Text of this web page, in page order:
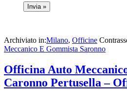
Archiviato in:Milano, Officine
Meccanico E Gommista Saronno
Officina Auto
Caronno Pertusella –